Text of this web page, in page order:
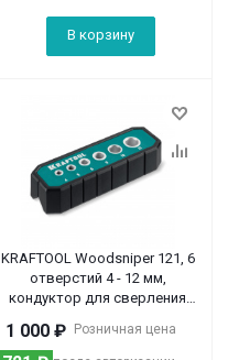
В корзину
KRAFTOOL Woodsniper 121, 6
отверстий 4 - 12 мм,
кондуктор для сверления
Розничная цена
1 000 ₽